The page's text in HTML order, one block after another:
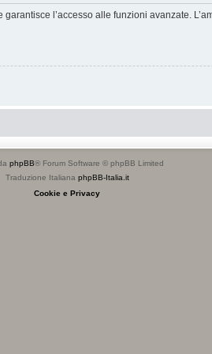
l’accesso alle funzioni avanzate.
phpBB® Forum Software © phpBB Limited
Traduzione Italiana phpBB-Italia.it
Cookie e Privacy